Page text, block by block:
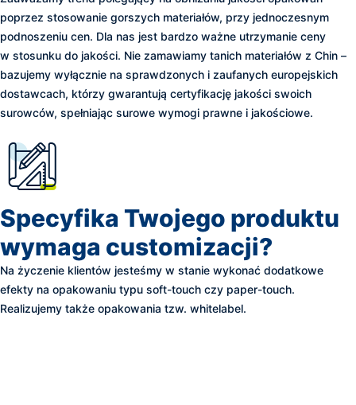
poprzez stosowanie gorszych materiałów, przy jednoczesnym
podnoszeniu cen. Dla nas jest bardzo ważne utrzymanie ceny
w stosunku do jakości. Nie zamawiamy tanich materiałów z Chin –
bazujemy wyłącznie na sprawdzonych i zaufanych europejskich
dostawcach, którzy gwarantują certyfikację jakości swoich
surowców, spełniając surowe wymogi prawne i jakościowe.
Specyfika Twojego produktu
wymaga customizacji?
Na życzenie klientów jesteśmy w stanie wykonać dodatkowe
efekty na opakowaniu typu soft-touch czy paper-touch.
Realizujemy także opakowania tzw. whitelabel.